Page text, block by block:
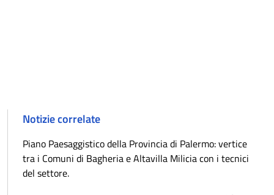
Notizie correlate
Piano Paesaggistico della Provincia di Palermo: vertice
tra i Comuni di Bagheria e Altavilla Milicia con i tecnici
del settore.